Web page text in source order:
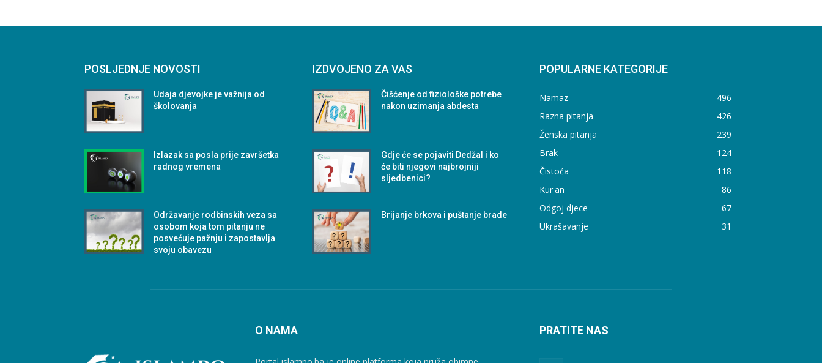
POSLJEDNJE NOVOSTI
Udaja djevojke je važnija od
školovanja
Izlazak sa posla prije završetka
radnog vremena
Održavanje rodbinskih veza sa
osobom koja tom pitanju ne
posvećuje pažnju i zapostavlja
svoju obavezu
IZDVOJENO ZA VAS
Čišćenje od fiziološke potrebe
nakon uzimanja abdesta
Gdje će se pojaviti Dedžal i ko
će biti njegovi najbrojniji
sljedbenici?
Brijanje brkova i puštanje brade
POPULARNE KATEGORIJE
Namaz
496
Razna pitanja
426
Ženska pitanja
239
Brak
124
Čistoća
118
Kur'an
86
Odgoj djece
67
Ukrašavanje
31
O NAMA PRATITE NAS